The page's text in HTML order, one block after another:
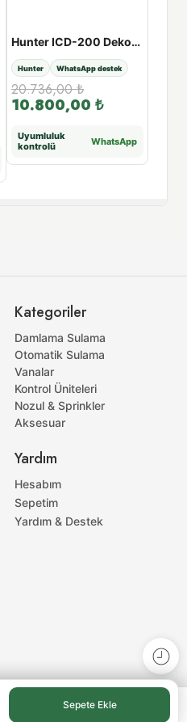
Hunter ICD-200 Dekoder
Hunter WhatsApp destek
20.736,00₺
10.800,00 ₺
Uyumluluk
kontrolü
WhatsApp
Kategoriler
Damlama Sulama
Otomatik Sulama
Vanalar
Kontrol Üniteleri
Nozul & Sprinkler
Aksesuar
Yardım
Hesabım
Sepetim
Yardım & Destek
Sepete Ekle